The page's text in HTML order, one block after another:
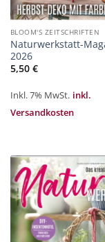
BLOOM'S ZEITSCHRIFTEN
Naturwerkstatt-
2026
5,50 €
Inkl. 7% MwSt. inkl.
Versandkosten